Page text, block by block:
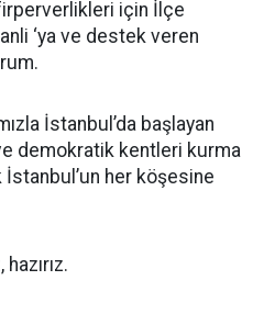
için İlçe
‘ya ve destek veren
İstanbul’da başlayan
demokratik kentleri kurma
her köşesine